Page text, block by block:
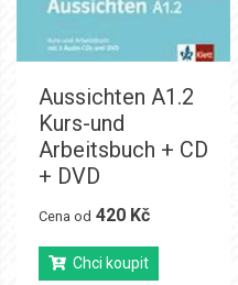
Aussichten A1.2
Kurs-und
Arbeitsbuch + CD
+ DVD
Cena od 420 Kč
Chci koupit